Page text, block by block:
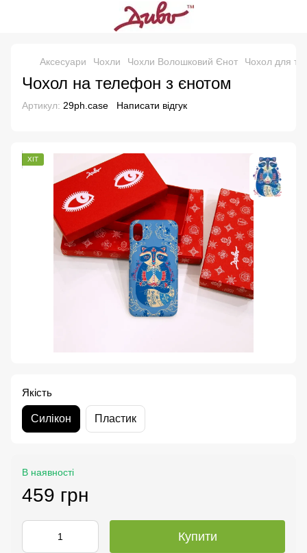
Аксесуари Чохли Чохли Волошковий Єнот Чохол для
Чохол на телефон з єнотом
Артикул: 29ph.case Написати відгук
ХІТ
Якість
Силікон Пластик
В наявності
459 грн
Купити